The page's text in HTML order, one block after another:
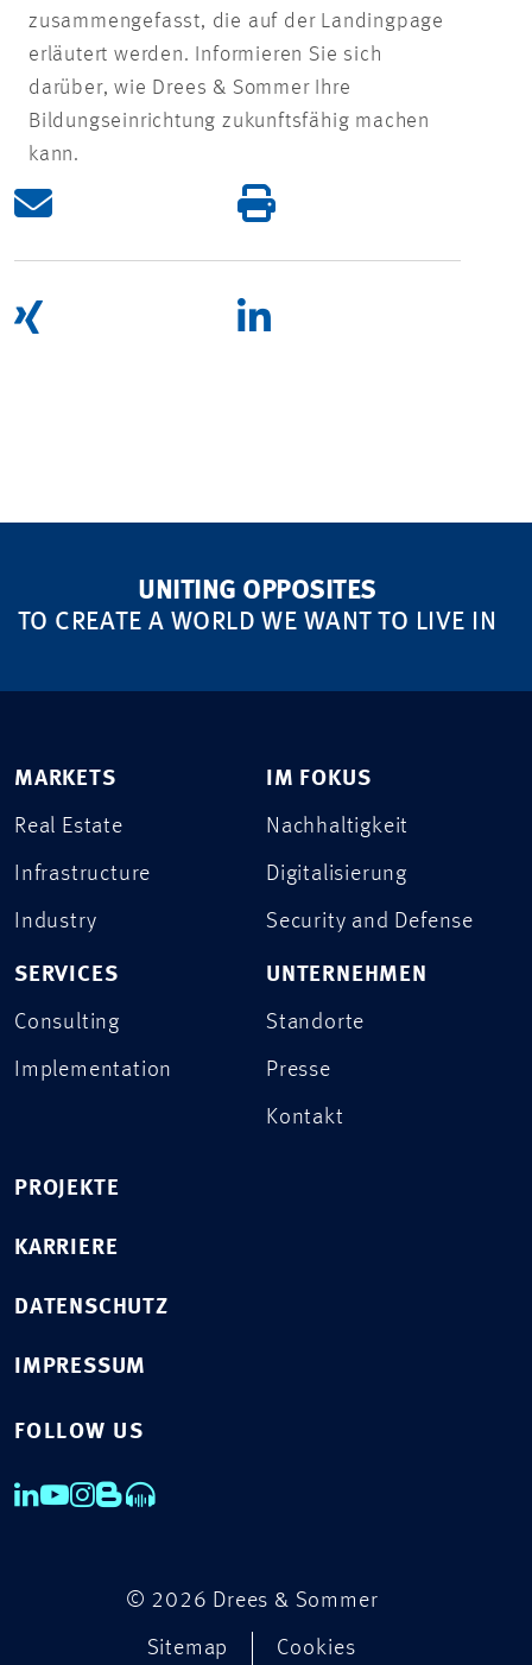
zusammengefasst, die auf der Landingpage
erläutert werden. Informieren Sie sich
darüber, wie Drees & Sommer Ihre
Bildungseinrichtung zukunftsfähig machen
kann.
UNITING OPPOSITES
TO CREATE A WORLD WE WANT TO LIVE IN
MARKETS
Real Estate
Infrastructure
Industry
SERVICES
Consulting
Implementation
IM FOKUS
Nachhaltigkeit
Digitalisierung
Security and Defense
UNTERNEHMEN
Standorte
Presse
Kontakt
PROJEKTE
KARRIERE
DATENSCHUTZ
IMPRESSUM
FOLLOW US
© 2026 Drees & Sommer
Sitemap Cookies